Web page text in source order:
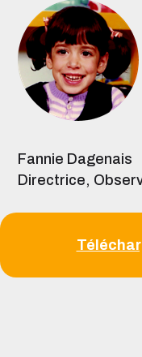
Fannie Dagenais
Directrice,